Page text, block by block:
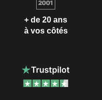
+ de 20 ans
à vos côtés